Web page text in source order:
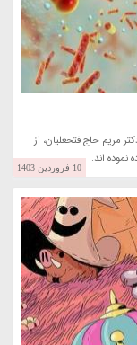
مریم حاج فتحعلیان، از
نموده اند.
10 فروردین 1403